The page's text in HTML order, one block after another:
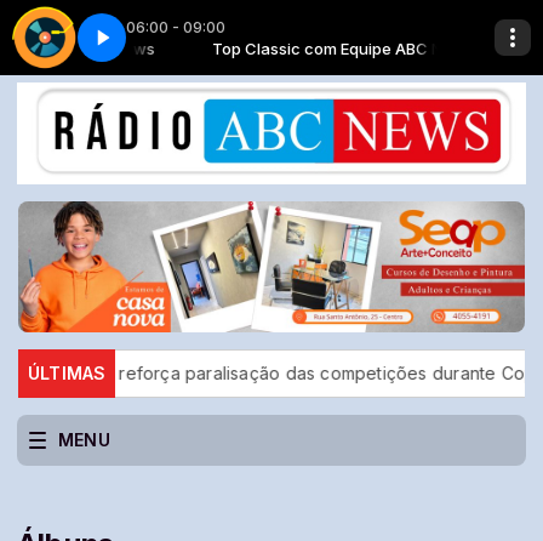
06:00 - 09:00
Equipe ABC News Top Classic com Equipe ABC News
9 Top classic - Parte 9
News K7 com Equipe ABC News
ÚLTIMASCBF reforça paralisação das competições durante Copa
MENU